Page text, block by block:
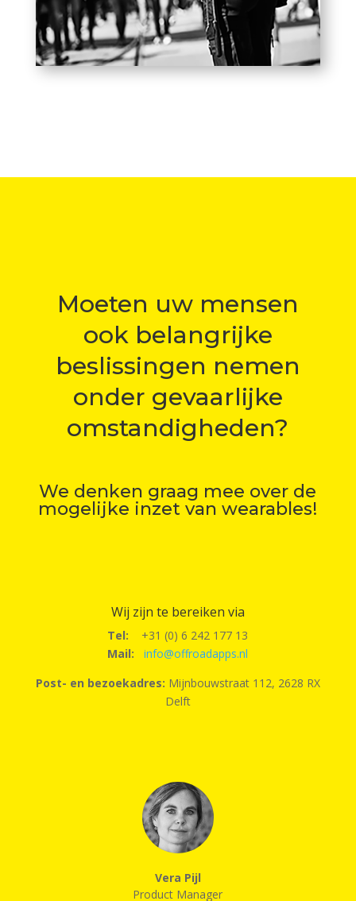
Moeten uw mensen
ook belangrijke
beslissingen nemen
onder gevaarlijke
omstandigheden?
We denken graag mee over de
mogelijke inzet van wearables!
Wij zijn te bereiken via
Tel: +31 (0) 6 242 177 13
Mail:
info@offroadapps.nl
Post- en bezoekadres: Mijnbouwstraat 112, 2628 RX
Delft
Vera Pijl
Product Manager